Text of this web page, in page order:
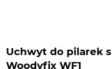
Uchwyt do pilarek
Woodyfix WF1